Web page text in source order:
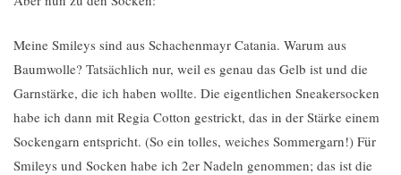
Meine Smileys sind aus Schachenmayr Catania. Warum aus
Baumwolle? Tatsächlich nur, weil es genau das Gelb ist und die
Garnstärke, die ich haben wollte. Die eigentlichen Sneakersocken
habe ich dann mit Regia Cotton gestrickt, das in der Stärke einem
Sockengarn entspricht. (So ein tolles, weiches Sommergarn!) Für
Smileys und Socken habe ich 2er Nadeln genommen; das ist die